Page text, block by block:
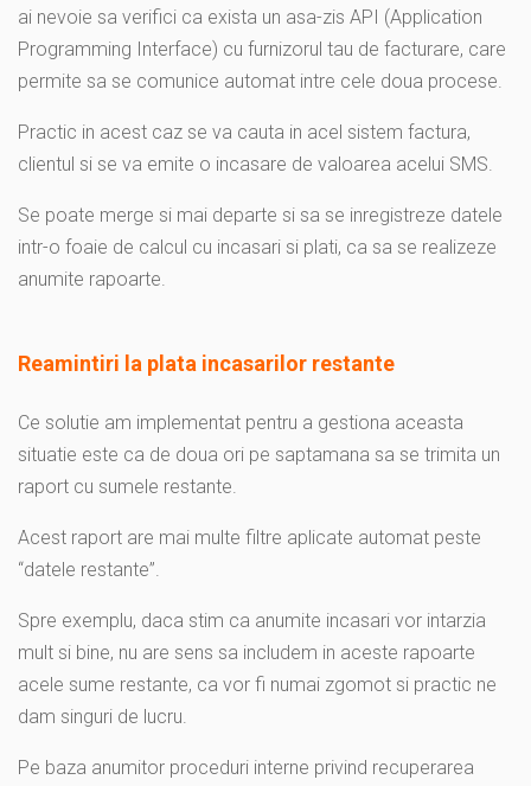
ai nevoie sa verifici ca exista un asa-zis API (Application
Programming Interface) cu furnizorul tau de facturare, care
permite sa se comunice automat intre cele doua procese.
Practic in acest caz se va cauta in acel sistem factura,
clientul si se va emite o incasare de valoarea acelui SMS.
Se poate merge si mai departe si sa se inregistreze datele
intr-o foaie de calcul cu incasari si plati, ca sa se realizeze
anumite rapoarte.
Reamintiri la plata incasarilor restante
Ce solutie am implementat pentru a gestiona aceasta
situatie este ca de doua ori pe saptamana sa se trimita un
raport cu sumele restante.
Acest raport are mai multe filtre aplicate automat peste
“datele restante”.
Spre exemplu, daca stim ca anumite incasari vor intarzia
mult si bine, nu are sens sa includem in aceste rapoarte
acele sume restante, ca vor fi numai zgomot si practic ne
dam singuri de lucru.
Pe baza anumitor proceduri interne privind recuperarea